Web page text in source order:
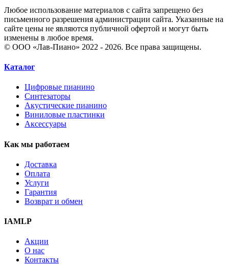
Любое использование материалов с сайта запрещено без
письменного разрешения администрации сайта. Указанные на
сайте цены не являются публичной офертой и могут быть
изменены в любое время.
© ООО «Лав-Пиано» 2022 - 2026. Все права защищены.
Каталог
Цифровые пианино
Синтезаторы
Акустические пианино
Виниловые пластинки
Аксессуары
Как мы работаем
Доставка
Оплата
Услуги
Гарантия
Возврат и обмен
IAMLP
Акции
О нас
Контакты